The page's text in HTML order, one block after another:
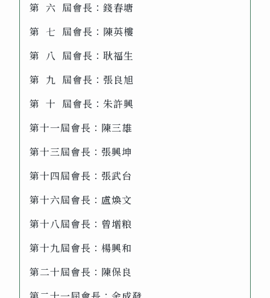
第 六 屆會長：錢春塘
第 七 屆會長：陳英樓
第 八 屆會長：耿福生
第 九 屆會長：張良旭
第 十 屆會長：朱許興
第十一屆會長：陳三雄
第十三屆會長：張興坤
第十四屆會長：張武台
第十六屆會長：盧煥文
第十八屆會長：曾增粮
第十九屆會長：楊興和
第二十屆會長：陳保良